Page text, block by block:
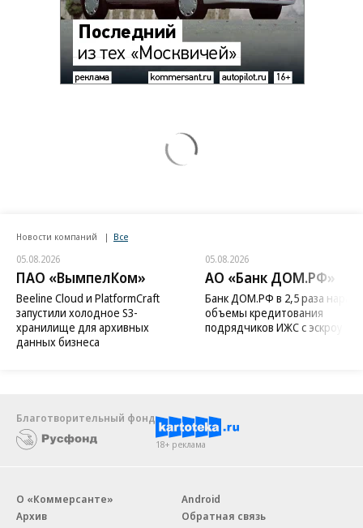
Новости компаний Все
05.08.2026
ПАО «ВымпелКом»
Beeline Cloud и PlatformCraft
запустили холодное S3-
хранилище для архивных
данных бизнеса
05.08.2026
АО «Банк ДОМ.РФ»
Банк ДОМ.РФ в 2,5 раза
объемы кредитования
подрядчиков ИЖС с эскроу
Благотворительный фонд
18+ реклама
О «Коммерсанте»
Архив
Android
Обратная связь